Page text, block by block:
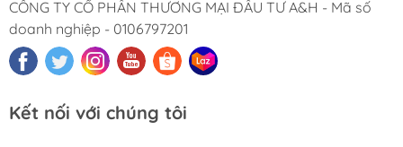
CÔNG TY CỔ PHẦN THƯƠNG MẠI ĐẦU TƯ A&H - Mã số
doanh nghiệp - 0106797201
Kết nối với chúng tôi